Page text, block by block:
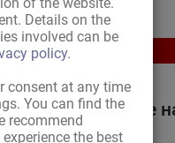
Details on the
involved can be
policy.
consent at any time
You can find the
recommend
the best
запросу не